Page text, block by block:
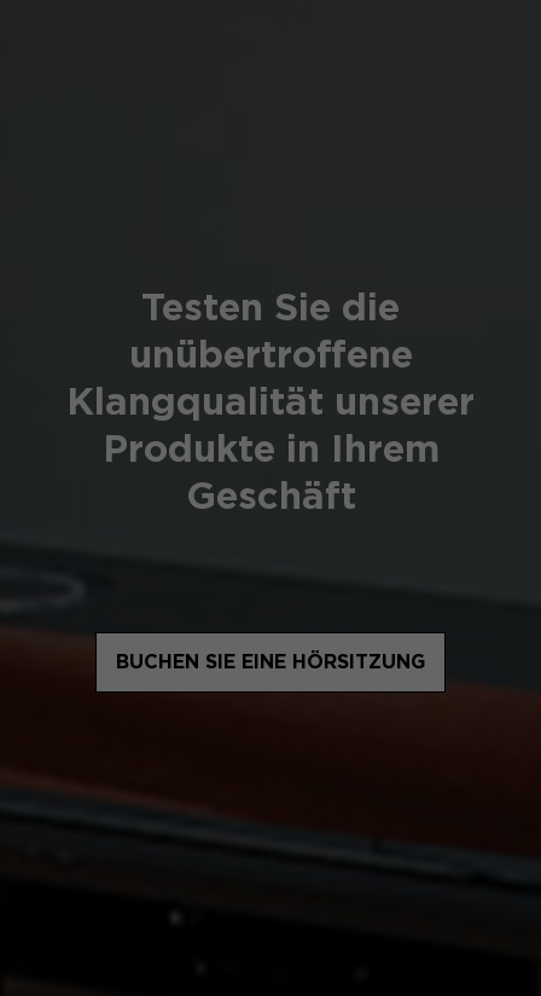
Testen Sie die
unübertroffene
Klangqualität unserer
Produkte in Ihrem
Geschäft
BUCHEN SIE EINE HÖRSITZUNG